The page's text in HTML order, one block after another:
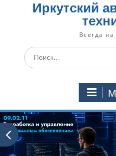
Иркутский
Всегда
Искать: